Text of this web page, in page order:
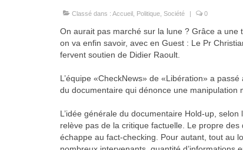
Classé dans : Accueil Politique Société | 0
On aurait pas marché sur la lune ? Grâce a une
on va enfin savoir, avec en Guest : Le Pr
fervent soutien de Didier Raoult.
L’équipe «CheckNews» de «Libération» a
du documentaire qui dénonce une manipulation
L’idée générale du documentaire Hold-up, selon
relève pas de la critique factuelle. Le propre
échappe au fact-checking. Pour autant, tout au